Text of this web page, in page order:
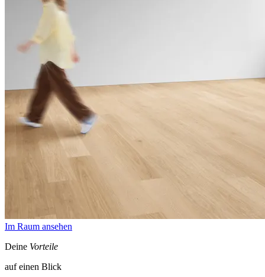
Im Raum ansehen
Deine Vorteile
auf einen Blick